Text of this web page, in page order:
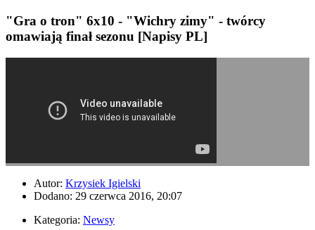
"Gra o tron" 6x10 - "Wichry zimy" - twórcy
omawiają finał sezonu [Napisy PL]
Autor: Krzysiek Igielski
Dodano: 29 czerwca 2016, 20:07
Kategoria: Newsy